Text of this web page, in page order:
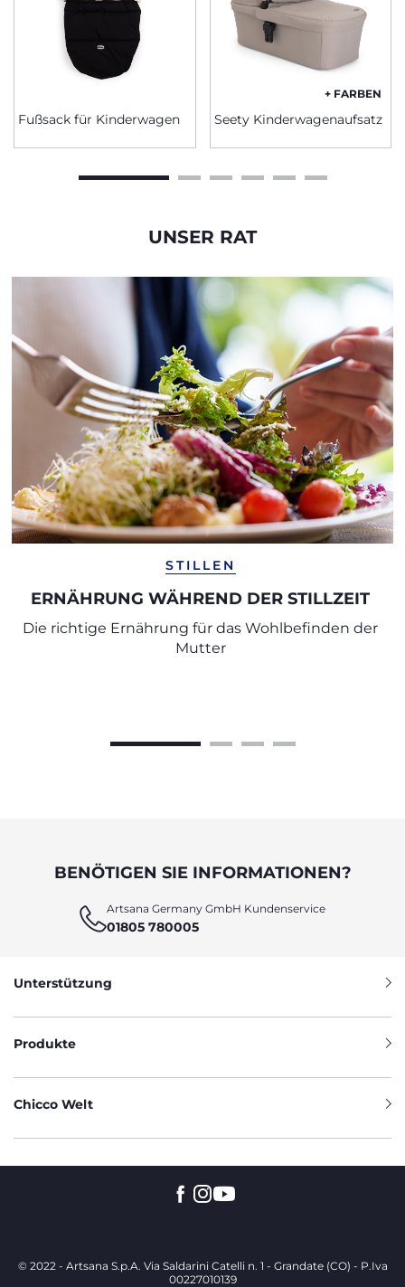
Fußsack für Kinderwagen
+ FARBEN
Seety Kinderwagenaufsatz
UNSER RAT
STILLEN
ERNÄHRUNG WÄHREND DER STILLZEIT
Die richtige Ernährung für das Wohlbefinden der
Mutter
BENÖTIGEN SIE INFORMATIONEN?
Artsana Germany GmbH Kundenservice
01805 780005
Unterstützung
Produkte
Chicco Welt
© 2022 - Artsana S.p.A. Via Saldarini Catelli n. 1 - Grandate (CO) - P.Iva
00227010139